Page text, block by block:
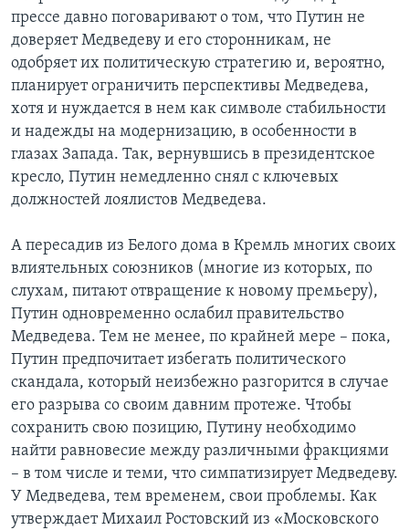
прессе давно поговаривают о том, что Путин не
доверяет Медведеву и его сторонникам, не
одобряет их политическую стратегию и, вероятно,
планирует ограничить перспективы Медведева,
хотя и нуждается в нем как символе стабильности
и надежды на модернизацию, в особенности в
глазах Запада. Так, вернувшись в президентское
кресло, Путин немедленно снял с ключевых
должностей лоялистов Медведева.
А пересадив из Белого дома в Кремль многих своих
влиятельных союзников (многие из которых, по
слухам, питают отвращение к новому премьеру),
Путин одновременно ослабил правительство
Медведева. Тем не менее, по крайней мере – пока,
Путин предпочитает избегать политического
скандала, который неизбежно разгорится в случае
его разрыва со своим давним протеже. Чтобы
сохранить свою позицию, Путину необходимо
найти равновесие между различными фракциями
– в том числе и теми, что симпатизирует Медведеву.
У Медведева, тем временем, свои проблемы. Как
утверждает Михаил Ростовский из «Московского